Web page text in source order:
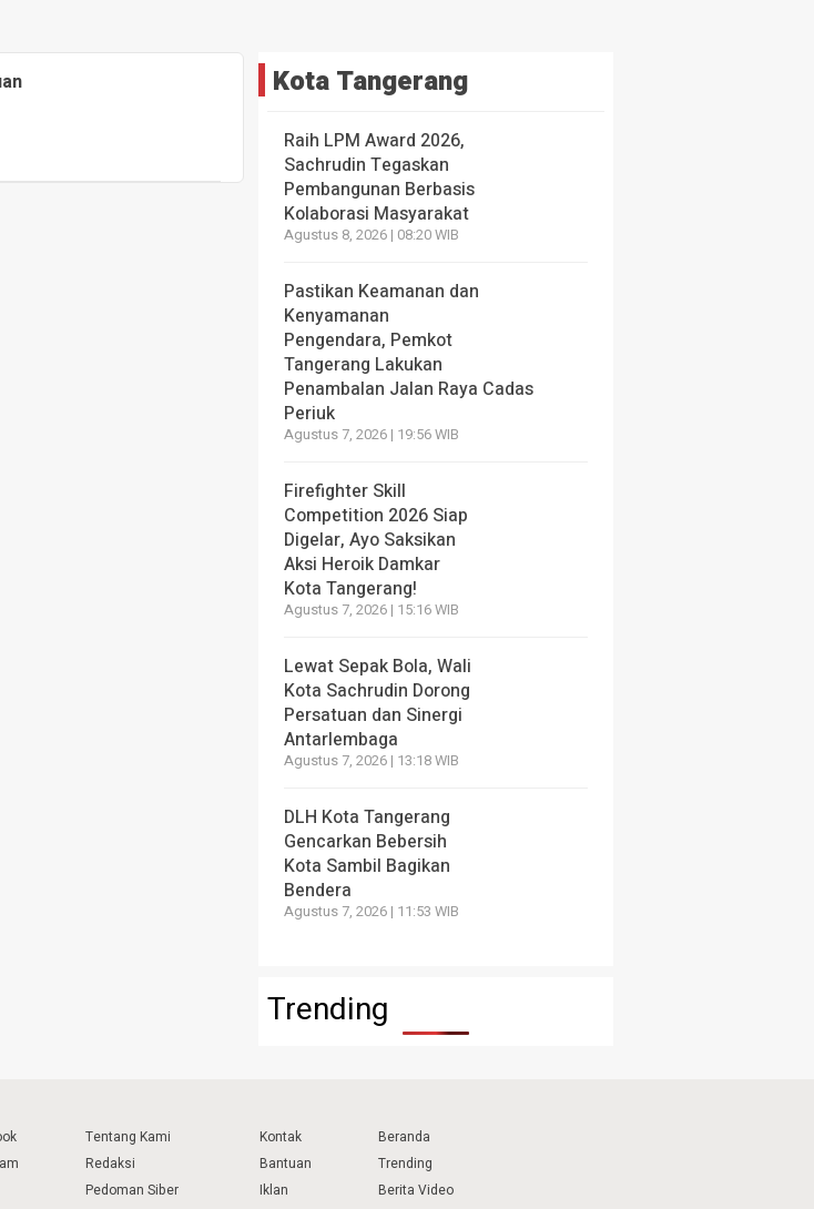
Kota Tangerang
Raih LPM Award 2026,
Sachrudin Tegaskan
Pembangunan Berbasis
Kolaborasi Masyarakat
Agustus 8, 2026 | 08:20 WIB
Pastikan Keamanan dan
Kenyamanan
Pengendara, Pemkot
Tangerang Lakukan
Penambalan Jalan Raya Cadas
Periuk
Agustus 7, 2026 | 19:56 WIB
Firefighter Skill
Competition 2026 Siap
Digelar, Ayo Saksikan
Aksi Heroik Damkar
Kota Tangerang!
Agustus 7, 2026 | 15:16 WIB
Lewat Sepak Bola, Wali
Kota Sachrudin Dorong
Persatuan dan Sinergi
Antarlembaga
Agustus 7, 2026 | 13:18 WIB
DLH Kota Tangerang
Gencarkan Bebersih
Kota Sambil Bagikan
Bendera
Agustus 7, 2026 | 11:53 WIB
Trending
Tentang Kami
Redaksi
Pedoman Siber
Kontak
Bantuan
Iklan
Beranda
Trending
Berita Video